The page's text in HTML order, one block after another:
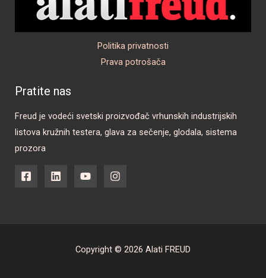
Politika privatnosti
Prava potrošača
Pratite nas
Freud je vodeći svetski proizvođač vrhunskih industrijskih
listova kružnih testera, glava za sečenje, glodala, sistema
prozora
Copyright © 2026 Alati FREUD